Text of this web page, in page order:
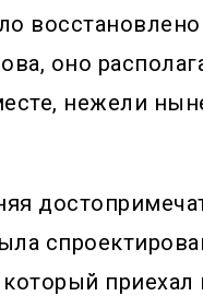
оно
нежели
приехал